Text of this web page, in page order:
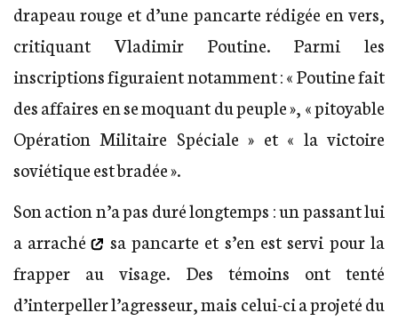
drapeau rouge et d’une pancarte rédigée en vers,
critiquant Vladimir Poutine. Parmi les
inscriptions figuraient notamment : « Poutine fait
des affaires en se moquant du peuple », « pitoyable
Opération Militaire Spéciale » et « la victoire
soviétique est bradée ».
Son action n’a pas duré longtemps : unpassant lui
a arraché
sa pancarte et s’en est servi pour la
frapper au visage. Des témoins ont tenté
d’interpeller l’agresseur, mais celui-ci a projeté du